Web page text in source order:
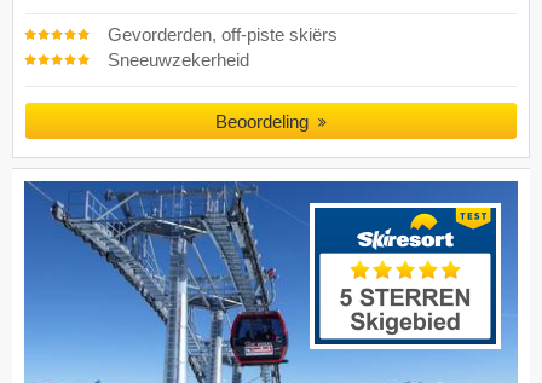
Gevorderden, off-piste skiërs
Sneeuwzekerheid
Beoordeling